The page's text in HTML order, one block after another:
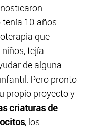
10 años.
que
tejía
de alguna
Pero pronto
propio proyecto y
criaturas de
, los